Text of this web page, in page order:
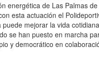
energética de Las Palmas
esta actuación el
mejorar la vida
se han puesto en marcha
y democrático en